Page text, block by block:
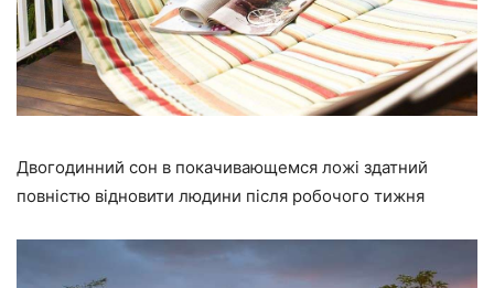
Двогодинний сон в покачивающемся ложі здатний
повністю відновити людини після робочого тижня